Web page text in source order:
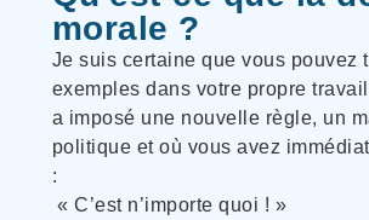
morale ?
Je suis certaine que vous pouvez
exemples dans votre propre
a imposé une nouvelle règle, un
politique et où vous avez
:
« C’est n’importe quoi ! »